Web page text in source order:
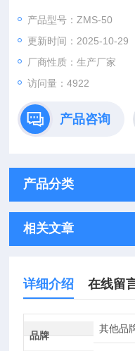
小时免费；自密实混凝土
产品型号：ZMS-50
更新时间：2025-10-29
厂商性质：生产厂家
访问量：4922
产品咨询
产品分类
相关文章
详细介绍 在线留
品牌
其他品